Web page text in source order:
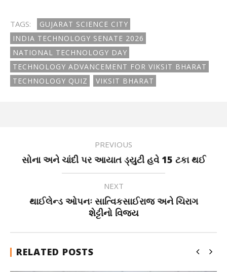
TAGS:
GUJARAT SCIENCE CITY
INDIA TECHNOLOGY SENATE 2026
NATIONAL TECHNOLOGY DAY
TECHNOLOGY ADVANCEMENT FOR VIKSIT BHARAT
TECHNOLOGY QUIZ
VIKSIT BHARAT
PREVIOUS
સોના અને ચાંદી પર આયાત ડ્યુટી હવે 15 ટકા થઈ
NEXT
થાઈલેન્ડ ઓપનઃ સાત્વિકસાઈરાજ અને ચિરાગ
શેટ્ટીનો વિજય
RELATED POSTS